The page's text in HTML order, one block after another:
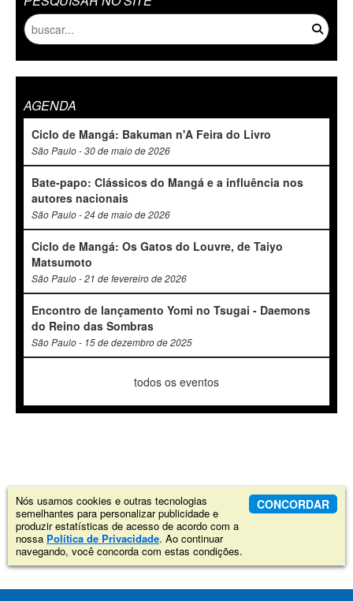
AGENDA
Ciclo de Mangá: Bakuman n'A Feira do Livro
São Paulo - 30 de maio de 2026
Bate-papo: Clássicos do Mangá e a influência nos
autores nacionais
São Paulo - 24 de maio de 2026
Ciclo de Mangá: Os Gatos do Louvre, de Taiyo
Matsumoto
São Paulo - 21 de fevereiro de 2026
Encontro de lançamento Yomi no Tsugai - Daemons
do Reino das Sombras
São Paulo - 15 de dezembro de 2025
todos os eventos
Nós usamos cookies e outras tecnologias
semelhantes para personalizar publicidade e
produzir estatísticas de acesso de acordo com a
nossa Política de Privacidade. Ao continuar
navegando, você concorda com estas condições.
CONCORDAR